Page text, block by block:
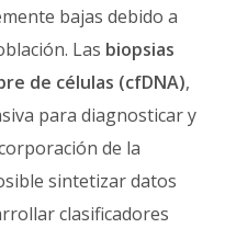
bajas debido a
Las biopsias
de células (cfDNA),
para diagnosticar y
de la
sintetizar datos
clasificadores